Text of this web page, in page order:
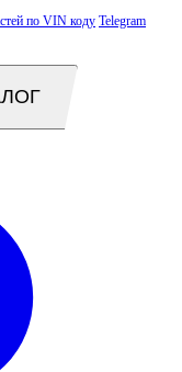
по VIN коду Telegram